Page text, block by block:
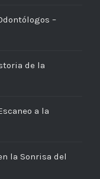
–
de la
a la
la Sonrisa del